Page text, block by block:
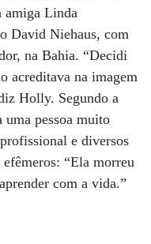
amiga Linda
David Niehaus, com
na Bahia. “Decidi
acreditava na imagem
Holly. Segundo a
uma pessoa muito
e diversos
“Ela morreu
com a vida.”